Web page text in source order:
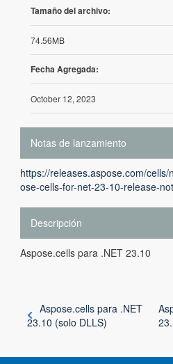
Tamaño del archivo:
74.56MB
Fecha Agregada:
October 12, 2023
Notas de lanzamiento
https://releases.aspose.com/
ose-cells-for-net-23-10-release-
Descripción
Aspose.cells para .NET 23.10
Aspose.cells para .NET
23.10 (solo DLLS)